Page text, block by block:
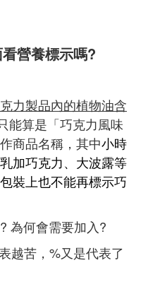
營養標示嗎?
力製品內的植物油含
能算是「巧克力風味
商品名稱，其中小時
加巧克力、大波露等
裝上也不能再標示巧
為何會需要加入?
越苦，%又是代表了